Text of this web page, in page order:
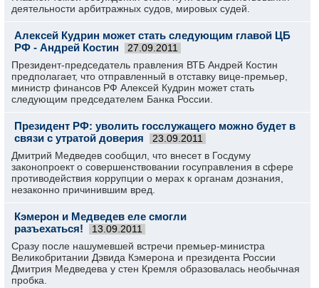
деятельности арбитражных судов, мировых судей.
Алексей Кудрин может стать следующим главой ЦБ
РФ - Андрей Костин
27.09.2011
Президент-председатель правления ВТБ Андрей Костин
предполагает, что отправленный в отставку вице-премьер,
министр финансов РФ Алексей Кудрин может стать
следующим председателем Банка России.
Президент РФ: уволить госслужащего можно будет в
связи с утратой доверия
23.09.2011
Дмитрий Медведев сообщил, что внесет в Госдуму
законопроект о совершенствовании госуправления в сфере
противодействия коррупции о мерах к органам дознания,
незаконно причинившим вред.
Кэмерон и Медведев еле смогли
разъехаться!
13.09.2011
Сразу после нашумевшей встречи премьер-министра
Великобритании Дэвида Кэмерона и президента России
Дмитрия Медведева у стен Кремля образовалась необычная
пробка.